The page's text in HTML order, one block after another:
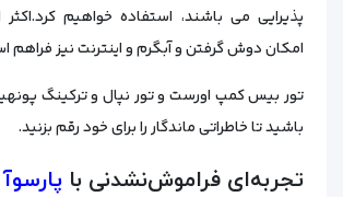
پذیرایی می باشند، استفاده خواهیم
امکان دوش گرفتن و آبگرم و اینترنت نیز فراهم
تور بیس کمپ اورست و تور نپال و ترکینگ
باشید تا خاطراتی ماندگار را برای خود رقم بزنید.
تجربه‌ای فراموش‌نشدنی با پارسوآ